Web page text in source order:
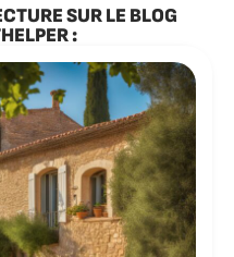
SUR LE BLOG
: